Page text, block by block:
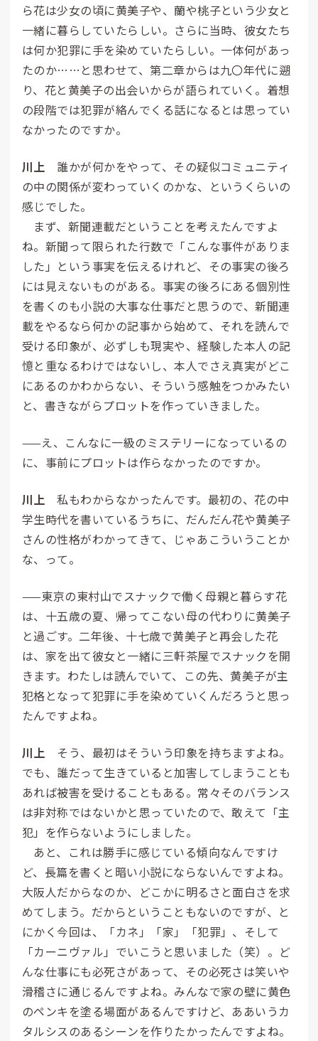
ら花は少女の頃に黄美子や、 蘭や桃子という少女と
一緒に暮らしていたらしい。さらに当時、彼女たち
は何か犯罪に手を染めていたらしい。一体何があっ
たのか……と思わせて、第二章からは九〇年代に遡
り、花と黄美子の出会いからが語られていく。着想
の段階では犯罪が絡んでくる話になるとは思ってい
なかったのですか。
川上 誰かが何かをやって、その疑似コミュニティ
の中の関係が変わっていくのかな、というくらいの
感じでした。
まず、新聞連載だということを考えたんですよ
ね。新聞って限られた行数で「こんな事件がありま
した」という事実を伝えるけれど、その事実の後ろ
には見えないものがある。事実の後ろにある個別性
を書くのも小説の大事な仕事だと思うので、新聞連
載をやるなら何かの記事から始めて、それを読んで
受ける印象が、必ずしも現実や、経験した本人の記
憶と重なるわけではないし、本人でさえ真実がどこ
にあるのかわからない、そういう感触をつかみたい
と、書きながらプロットを作っていきました。
——え、こんなに一級のミステリーになっているの
に、事前にプロットは作らなかったのですか。
川上 私もわからなかったんです。最初の、花の中
学生時代を書いているうちに、だんだん花や黄美子
さんの性格がわかってきて、じゃあこういうことか
な、って。
——東京の東村山でスナックで働く母親と暮らす花
は、十五歳の夏、帰ってこない母の代わりに黄美子
と過ごす。二年後、十七歳で黄美子と再会した花
は、家を出て彼女と一緒に三軒茶屋でスナックを開
きます。わたしは読んでいて、この先、黄美子が主
犯格となって犯罪に手を染めていくんだろうと思っ
たんですよね。
川上 そう、最初はそういう印象を持ちますよね。
でも、誰だって生きていると加害してしまうことも
あれば被害を受けることもある。常々そのバランス
は非対称ではないかと思っていたので、敢えて「主
犯」を作らないようにしました。
あと、これは勝手に感じている傾向なんですけ
ど、長篇を書くと暗い小説にならないんですよね。
大阪人だからなのか、どこかに明るさと面白さを求
めてしまう。だからということもないのですが、と
にかく今回は、「カネ」「家」「犯罪」、そして
「カーニヴァル」でいこうと思いました（笑）。ど
んな仕事にも必死さがあって、その必死さは笑いや
滑稽さに通じるんですよね。みんなで家の壁に黄色
のペンキを塗る場面があるんですけど、ああいうカ
タルシスのあるシーンを作りたかったんですよね。